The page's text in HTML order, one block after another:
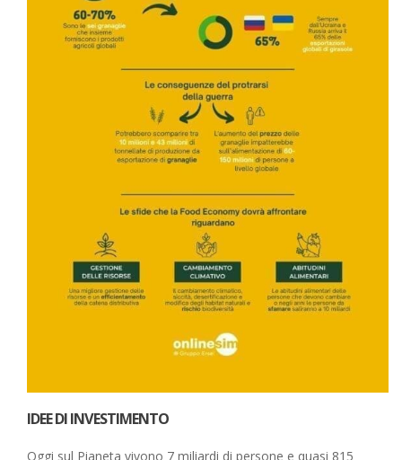
IDEE DI INVESTIMENTO
Oggi sul Pianeta vivono 7 miliardi di persone e quasi 815